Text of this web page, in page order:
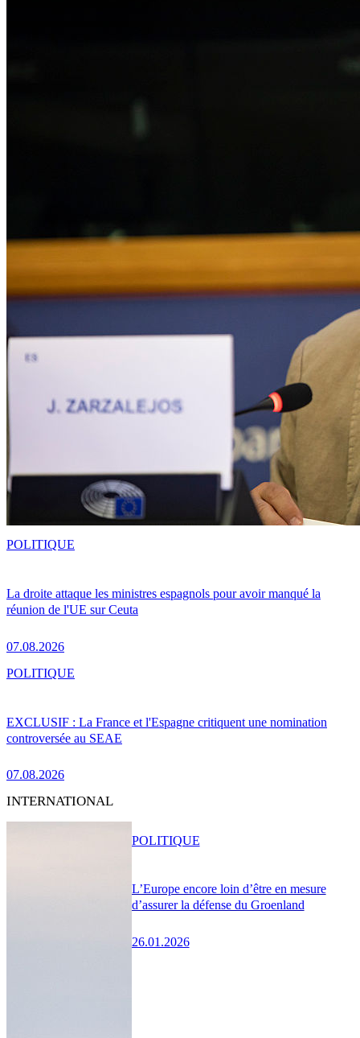
La droite attaque les ministres espagnols pour avoir manqué la
réunion de l'UE sur Ceuta
07.08.2026
POLITIQUE
EXCLUSIF : La France et l'Espagne critiquent une nomination
controversée au SEAE
07.08.2026
POLITIQUE
INTERNATIONAL
L’Europe encore loin d’être en mesure
d’assurer la défense du Groenland
26.01.2026
POLITIQUE